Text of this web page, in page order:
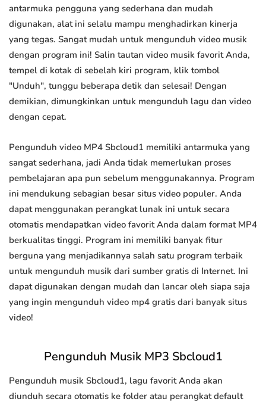
antarmuka pengguna yang sederhana dan mudah
digunakan, alat ini selalu mampu menghadirkan kinerja
yang tegas. Sangat mudah untuk mengunduh video musik
dengan program ini! Salin tautan video musik favorit Anda,
tempel di kotak di sebelah kiri program, klik tombol
"Unduh", tunggu beberapa detik dan selesai! Dengan
demikian, dimungkinkan untuk mengunduh lagu dan video
dengan cepat.
Pengunduh video MP4 Sbcloud1 memiliki antarmuka yang
sangat sederhana, jadi Anda tidak memerlukan proses
pembelajaran apa pun sebelum menggunakannya. Program
ini mendukung sebagian besar situs video populer. Anda
dapat menggunakan perangkat lunak ini untuk secara
otomatis mendapatkan video favorit Anda dalam format MP4
berkualitas tinggi. Program ini memiliki banyak fitur
berguna yang menjadikannya salah satu program terbaik
untuk mengunduh musik dari sumber gratis di Internet. Ini
dapat digunakan dengan mudah dan lancar oleh siapa saja
yang ingin mengunduh video mp4 gratis dari banyak situs
video!
Pengunduh Musik MP3 Sbcloud1
Pengunduh musik Sbcloud1, lagu favorit Anda akan
diunduh secara otomatis ke folder atau perangkat default